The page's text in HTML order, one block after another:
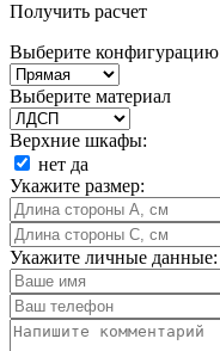
Получить расчет
Выберите конфигурацию
Выберите материал
Верхние шкафы:
нет да
Укажите размер:
Укажите личные данные: